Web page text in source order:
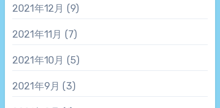
2021年12月 (9)
2021年11月 (7)
2021年10月 (5)
2021年9月 (3)